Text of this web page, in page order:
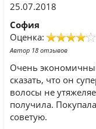
25.07.2018
София
Оценка:
Автор 18 отзывов
Очень
сказать, что он
волосы не
получила.
советую.